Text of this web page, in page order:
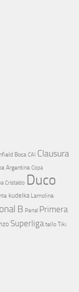
Boca CAI Clausura
Argentina Copa
Cristaldo Duco
kudelka Lamolina
B Penal Primera
Superliga tello Tiki